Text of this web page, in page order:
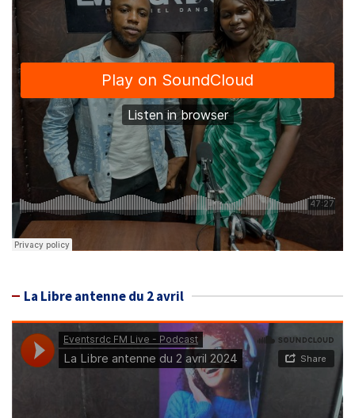
La Libre antenne du 2 avril